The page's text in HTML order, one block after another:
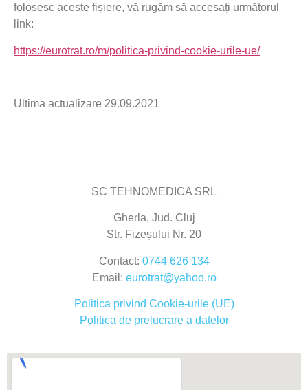
folosesc aceste fișiere, vă rugăm să accesați următorul
link:
https://eurotrat.ro/m/politica-privind-cookie-urile-ue/
Ultima actualizare 29.09.2021
SC TEHNOMEDICA SRL
Gherla, Jud. Cluj
Str. Fizeșului Nr. 20
Contact: 0744 626 134
Email: eurotrat@yahoo.ro
Politica privind Cookie-urile (UE)
Politica de prelucrare a datelor